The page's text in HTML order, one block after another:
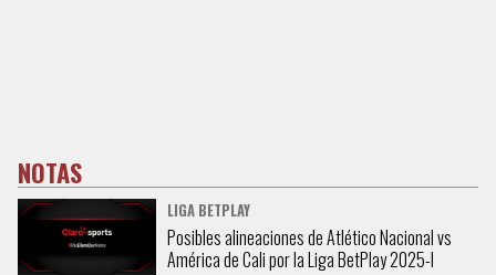
NOTAS
LIGA BETPLAY
Posibles alineaciones de Atlético Nacional vs
América de Cali por la Liga BetPlay 2025-I